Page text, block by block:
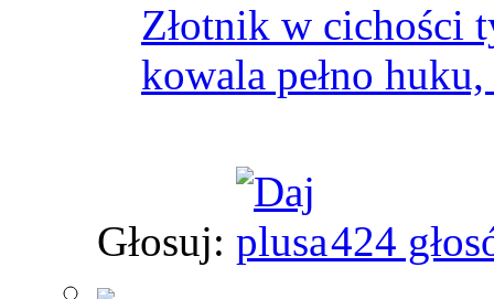
Złotnik w cichości
kowala pełno
Głosuj: 424